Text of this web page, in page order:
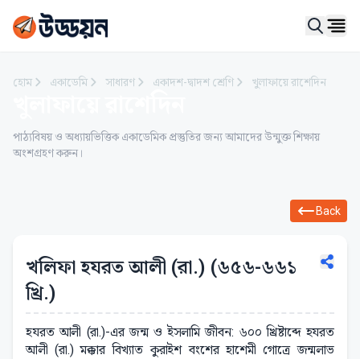
হোম একাডেমি সাধারণ একাদশ-দ্বাদশ শ্রেণি খুলাফায়ে রাশেদিন
পাঠ্যবিষয় ও অধ্যায়ভিত্তিক একাডেমিক প্রস্তুতির জন্য আমাদের উন্মুক্ত শিক্ষায়
অংশগ্রহণ করুন।
Back
খলিফা হযরত আলী (রা.) (৬৫৬-৬৬১
খ্রি.)
হযরত আলী (রা.)-এর জন্ম ও ইসলামি জীবন: ৬০০ খ্রিষ্টাব্দে হযরত
আলী (রা.) মক্কার বিখ্যাত কুরাইশ বংশের হাশেমী গোত্রে জন্মলাভ